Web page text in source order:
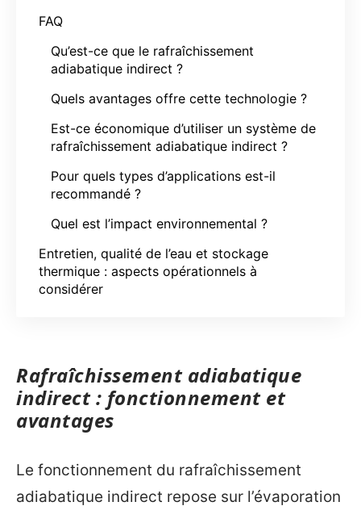
FAQ
Qu’est-ce que le rafraîchissement
adiabatique indirect ?
Quels avantages offre cette technologie ?
Est-ce économique d’utiliser un système de
rafraîchissement adiabatique indirect ?
Pour quels types d’applications est-il
recommandé ?
Quel est l’impact environnemental ?
Entretien, qualité de l’eau et stockage
thermique : aspects opérationnels à
considérer
Rafraîchissement adiabatique
indirect : fonctionnement et
avantages
Le fonctionnement du rafraîchissement
adiabatique indirect repose sur l’évaporation